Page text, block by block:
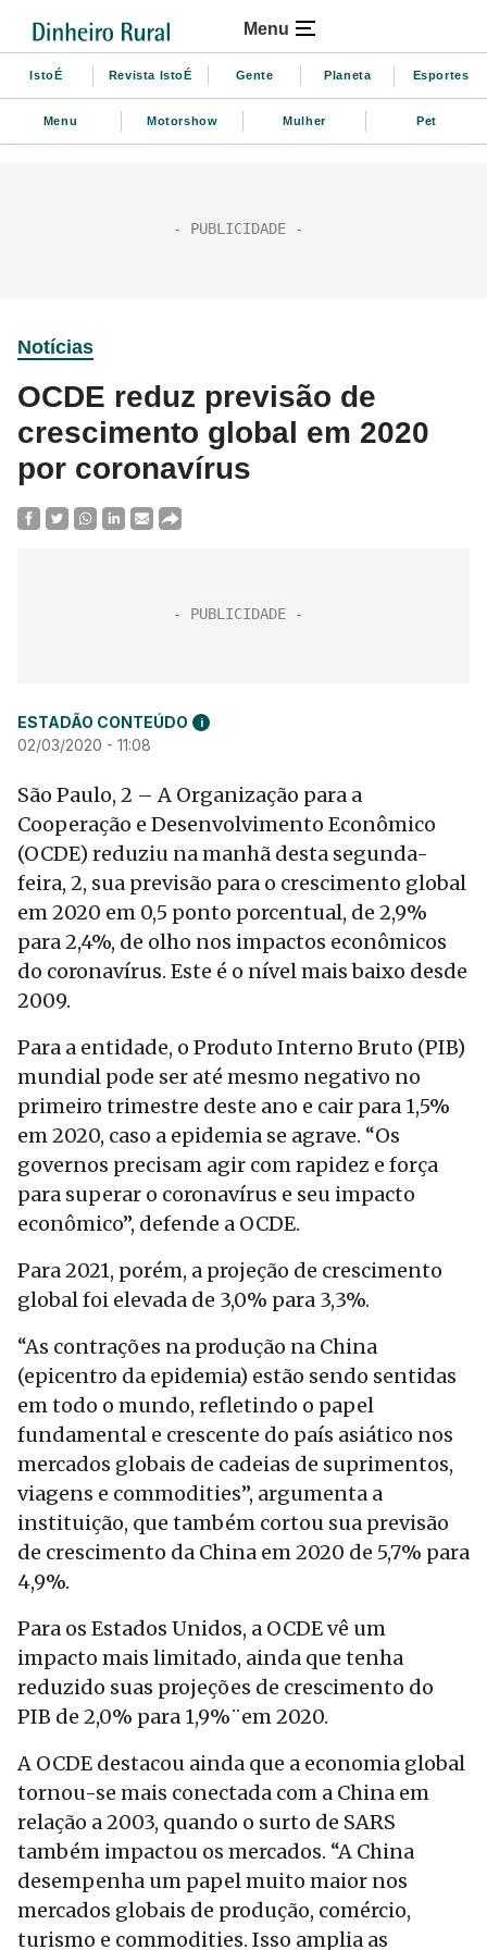
Menu
IstoÉ Revista IstoÉ Gente Planeta Esportes
Menu Motorshow Mulher Pet
Notícias
OCDE reduz previsão de
crescimento global em 2020
por coronavírus
ESTADÃO CONTEÚDO i
02/03/2020 - 11:08
São Paulo, 2 – A Organização para a
Cooperação e Desenvolvimento Econômico
(OCDE) reduziu na manhã desta segunda-
feira, 2, sua previsão para o crescimento global
em 2020 em 0,5 ponto porcentual, de 2,9%
para 2,4%, de olho nos impactos econômicos
do coronavírus. Este é o nível mais baixo desde
2009.
Para a entidade, o Produto Interno Bruto (PIB)
mundial pode ser até mesmo negativo no
primeiro trimestre deste ano e cair para 1,5%
em 2020, caso a epidemia se agrave. “Os
governos precisam agir com rapidez e força
para superar o coronavírus e seu impacto
econômico”, defende a OCDE.
Para 2021, porém, a projeção de crescimento
global foi elevada de 3,0% para 3,3%.
“As contrações na produção na China
(epicentro da epidemia) estão sendo sentidas
em todo o mundo, refletindo o papel
fundamental e crescente do país asiático nos
mercados globais de cadeias de suprimentos,
viagens e commodities”, argumenta a
instituição, que também cortou sua previsão
de crescimento da China em 2020 de 5,7% para
4,9%.
Para os Estados Unidos, a OCDE vê um
impacto mais limitado, ainda que tenha
reduzido suas projeções de crescimento do
PIB de 2,0% para 1,9%¨em 2020.
A OCDE destacou ainda que a economia global
tornou-se mais conectada com a China em
relação a 2003, quando o surto de SARS
também impactou os mercados. “A China
desempenha um papel muito maior nos
mercados globais de produção, comércio,
turismo e commodities. Isso amplia as